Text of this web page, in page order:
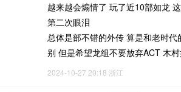
越来越会煽情了 玩了近10部如龙
第二次眼泪
总体是部不错的外传 算是和老时代
别 但是希望龙组不要放弃ACT 木
2024-10-27 20:18 浙江